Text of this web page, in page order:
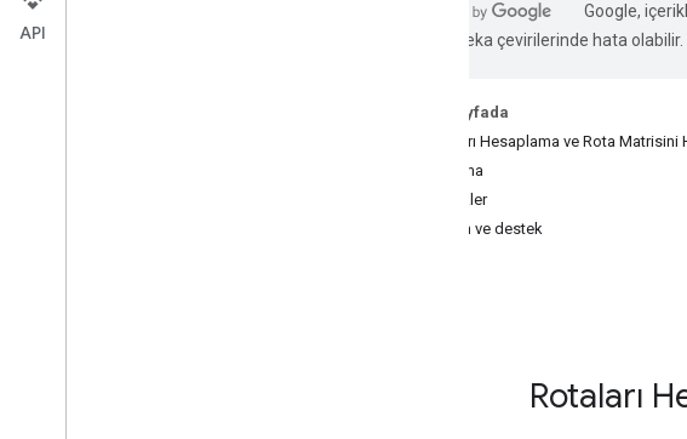
Google,
Yapay zeka çevirilerinde hata olabilir.
Bu sayfada
Rotaları Hesaplama ve Rota Matrisini
Başlama
Özellikler
Yardım ve destek
Rotaları
API